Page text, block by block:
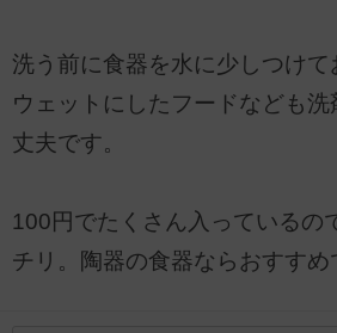
洗う前に食器を水に少しつけ
ウェットにしたフードなども
丈夫です。
100円でたくさん入っているの
チリ。陶器の食器ならおすすめ